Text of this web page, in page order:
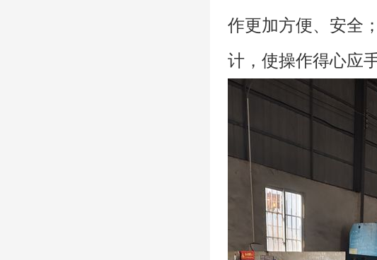
作更加方便、安全
计，使操作得心应